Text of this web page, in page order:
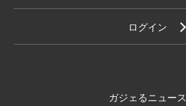
ログイン
ガジェるニュース